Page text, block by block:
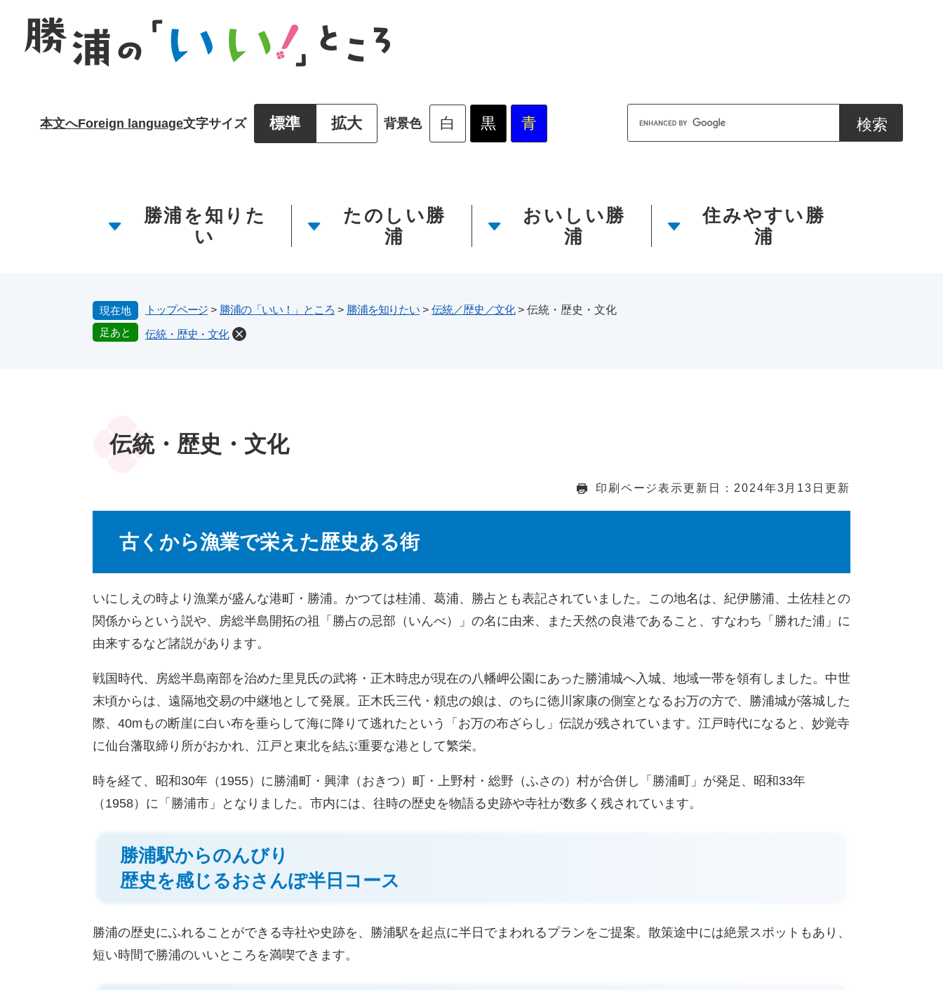
本文へForeign language文字サイズ 標準 拡大 背景色 白 黒 青
勝浦を知りた
い
たのしい勝
浦
おいしい勝
浦
住みやすい勝
浦
現在地 トップページ > 勝浦の「いい！」ところ > 勝浦を知りたい >伝統／歴史／文化>伝統・歴史・文化
足あと
伝統・歴史・文化
伝統・歴史・文化
更新日：2024年3月13日更新
印刷ページ表示
​古くから漁業で栄えた歴史ある街
いにしえの時より漁業が盛んな港町・勝浦。かつては桂浦、葛浦、勝占とも表記されていました。この地名は、紀伊勝浦、土佐桂との
関係からという説や、房総半島開拓の祖「勝占の忌部（いんべ）」の名に由来、また天然の良港であること、すなわち「勝れた浦」に
由来するなど諸説があります。
戦国時代、房総半島南部を治めた里見氏の武将・正木時忠が現在の八幡岬公園にあった勝浦城へ入城、地域一帯を領有しました。中世
末頃からは、遠隔地交易の中継地として発展。正木氏三代・頼忠の娘は、のちに徳川家康の側室となるお万の方で、勝浦城が落城した
際、40mもの断崖に白い布を垂らして海に降りて逃れたという「お万の布ざらし」伝説が残されています。江戸時代になると、妙覚寺
に仙台藩取締り所がおかれ、江戸と東北を結ぶ重要な港として繁栄。
時を経て、昭和30年（1955）に勝浦町・興津（おきつ）町・上野村・総野（ふさの）村が合併し「勝浦町」が発足、昭和33年
（1958）に「勝浦市」となりました。市内には、往時の歴史を物語る史跡や寺社が数多く残されています。
勝浦駅からのんびり
歴史を感じるおさんぽ半日コース
勝浦の歴史にふれることができる寺社や史跡を、勝浦駅を起点に半日でまわれるプランをご提案。散策途中には絶景スポットもあり、
短い時間で勝浦のいいところを満喫できます。